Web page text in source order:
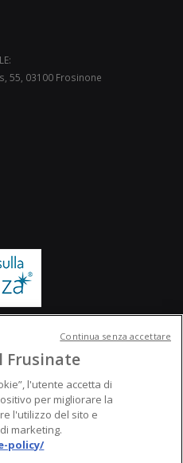
55, 03100 Frosinone
Frusinate
l'utente accetta di
per migliorare la
l'utilizzo del sito e
marketing.
policy/
Continua senza accettare